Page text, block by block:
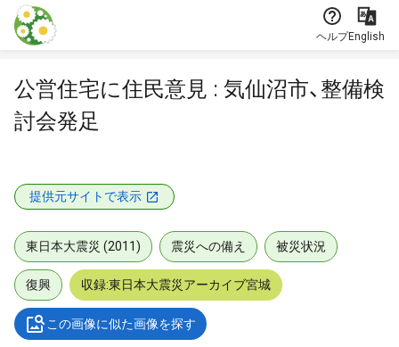
本文に飛ぶ
ヘルプEnglish
公営住宅に住民意見 : 気仙沼市、整備検
討会発足
提供元サイトで表示
東日本大震災 (2011) 震災への備え 被災状況
復興 収録:東日本大震災アーカイブ宮城
この画像に似た画像を探す